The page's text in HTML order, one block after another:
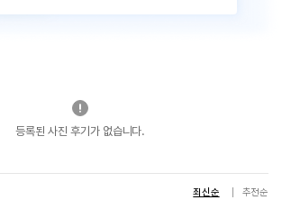
등록된 사진 후기가 없습니다.
최신순 추천순